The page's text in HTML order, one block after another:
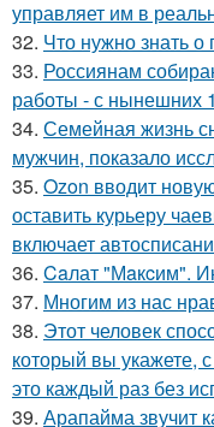
управляет им в
32. Что нужно знать о
33. Россиянам
работы - с нынешних
34. Семейная жизнь
мужчин, показало
35. Ozon вводит
оставить курьеру
включает
36. Caлат "Мaкcим".
37. Многим из нас
38. Этот человек
который вы укажете,
это каждый раз без
39. Арапайма звучит